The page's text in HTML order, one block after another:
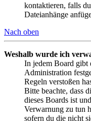
kontaktieren, falls
Dateianhänge
Nach oben
Weshalb wurde ich
In jedem Board gibt
Administration
Regeln verstoßen
Bitte beachte, dass
dieses Boards ist
Verwarnung zu tun
sofern du die nicht